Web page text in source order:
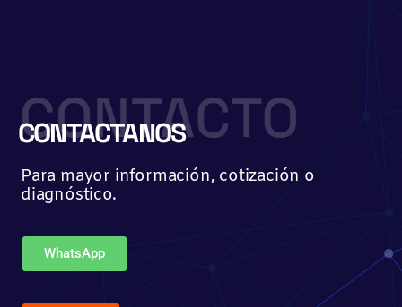
CONTACTANOS
Para mayor información, cotización o
diagnóstico.
WhatsApp